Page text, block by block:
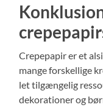
Crepepapir er et
mange forskellige
let tilgængelig
dekorationer og